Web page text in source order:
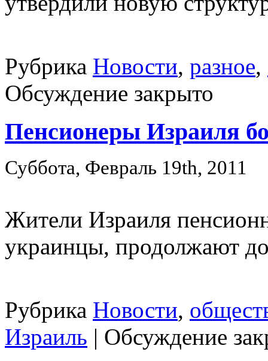
Рубрика Новости, разное,
Обсуждение закрыто
Пенсионеры Израиля
Суббота, Февраль 19th, 2011
Жители Израиля
украинцы, продолжают
Рубрика Новости,
Израиль | Обсуждение